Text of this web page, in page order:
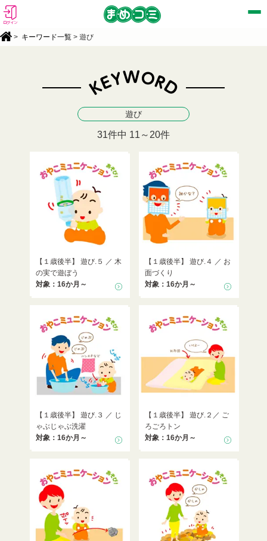
ログイン
> キーワード一覧 > 遊び
遊び
31件中 11～20件
【１歳後半】 遊び.５ ／ 木
の実で遊ぼう
対象：16か月～
【１歳後半】 遊び.４ ／ お
面づくり
対象：16か月～
【１歳後半】 遊び.３ ／ じ
ゃぶじゃぶ洗濯
対象：16か月～
【１歳後半】 遊び.２／ ご
ろごろトン
対象：16か月～